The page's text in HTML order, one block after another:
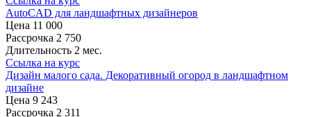
AutoCAD для ландшафтных дизайнеров
Цена 11 000
Рассрочка 2 750
Длительность 2 мес.
Ссылка на курс
Дизайн малого сада. Декоративный огород в ландшафтном
дизайне
Цена 9 243
Рассрочка 2 311